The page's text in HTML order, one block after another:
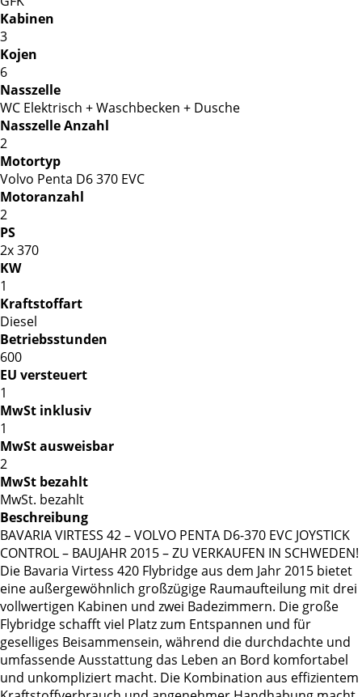
Kabinen
3
Kojen
6
Nasszelle
WC Elektrisch + Waschbecken + Dusche
Nasszelle Anzahl
2
Motortyp
Volvo Penta D6 370 EVC
Motoranzahl
2
PS
2x 370
KW
1
Kraftstoffart
Diesel
Betriebsstunden
600
EU versteuert
1
MwSt inklusiv
1
MwSt ausweisbar
2
MwSt bezahlt
MwSt. bezahlt
Beschreibung
BAVARIA VIRTESS 42 – VOLVO PENTA D6-370 EVC JOYSTICK
CONTROL – BAUJAHR 2015 – ZU VERKAUFEN IN SCHWEDEN!
Die Bavaria Virtess 420 Flybridge aus dem Jahr 2015 bietet
eine außergewöhnlich großzügige Raumaufteilung mit drei
vollwertigen Kabinen und zwei Badezimmern. Die große
Flybridge schafft viel Platz zum Entspannen und für
geselliges Beisammensein, während die durchdachte und
umfassende Ausstattung das Leben an Bord komfortabel
und unkompliziert macht. Die Kombination aus effizientem